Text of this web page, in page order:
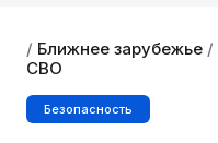
/ Ближнее зарубежье /
СВО
Безопасность